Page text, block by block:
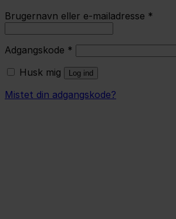
Brugernavn eller e-mailadresse *
Adgangskode *
Husk mig
Log ind
Mistet din adgangskode?